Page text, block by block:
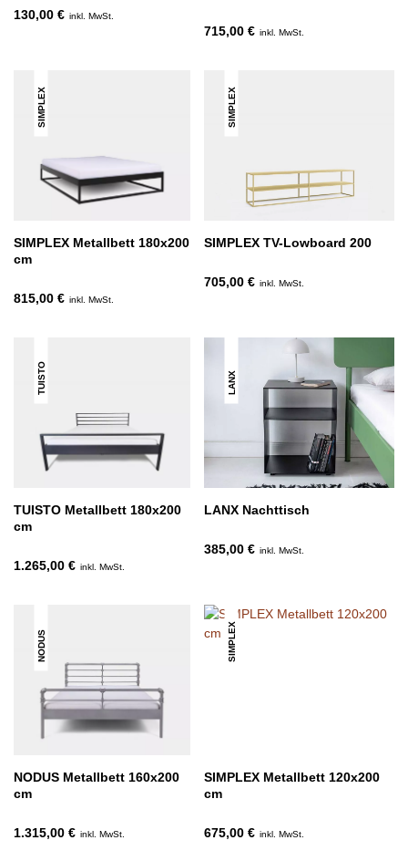
130,00 € inkl. MwSt.
715,00 € inkl. MwSt.
SIMPLEX
SIMPLEX Metallbett 180x200
cm
815,00 € inkl. MwSt.
SIMPLEX
SIMPLEX TV-Lowboard 200
705,00 € inkl. MwSt.
TUISTO
TUISTO Metallbett 180x200
cm
1.265,00 € inkl. MwSt.
LANX
LANX Nachttisch
385,00 € inkl. MwSt.
NODUS
NODUS Metallbett 160x200
cm
1.315,00 € inkl. MwSt.
SIMPLEX
SIMPLEX Metallbett 120x200
cm
675,00 € inkl. MwSt.